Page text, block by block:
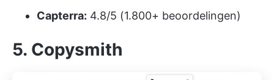
Capterra: 4.8/5 (1.800+ beoordelingen)
5. Copysmith